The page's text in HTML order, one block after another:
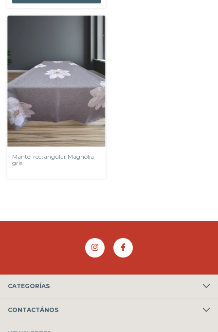
Mantel rectangular Magnolia
gris
CATEGORÍAS
CONTACTÁNOS